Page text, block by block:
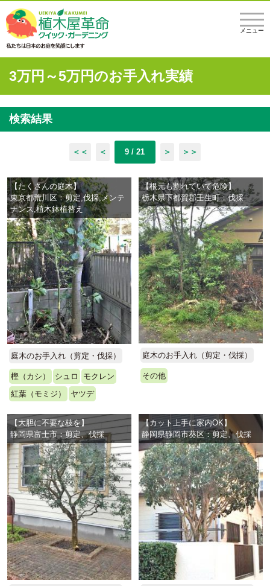
メニュー
3万円～5万円のお手入れ実績
検索結果
＜＜ ＜ 9 / 21 ＞ ＞＞
【たくさんの庭木】
東京都荒川区：剪定,伐採,メンテ
ナンス,植木鉢植替え
庭木のお手入れ（剪定・伐採）
樫（カシ） シュロ
モクレン
紅葉（モミジ）
ヤツデ
【根元も割れていて危険】
栃木県下都賀郡壬生町：伐採
庭木のお手入れ（剪定・伐採）
その他
【大胆に不要な枝を】
静岡県富士市：剪定、伐採
【カット上手に家内OK】
静岡県静岡市葵区：剪定、伐採